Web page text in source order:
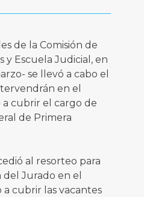
de la Comisión de
y Escuela Judicial, en
se llevó a cabo el
en el
a cubrir el cargo de
de Primera
al resorteo para
Jurado en el
a cubrir las vacantes